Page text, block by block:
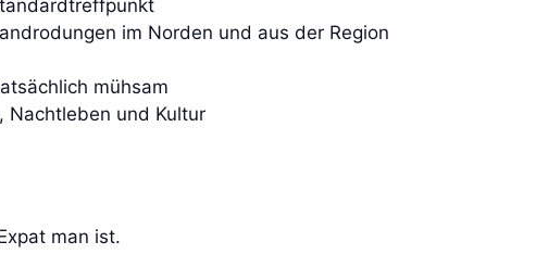
im Norden und aus der Region
mühsam
Nachtleben und Kultur
man ist.